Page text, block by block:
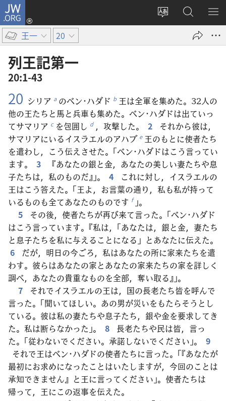
JW.ORG
サ
ト
を
変
え
る
ロ
グ
ン
タ
ブ
で
開
く）
JW.ORG
の
検
メ
を
王一 20
列王記​第​一
20:1-43
20 シリア a のベン･ハダド b 王は全軍を集めた。32人の
他の王たちと馬と兵車も集めた。ベン･ハダドは出ていっ
てサマリア c を包囲し d ，攻撃した。 2
それから彼は，
サマリアにいるイスラエルのアハブ e 王のもとに使者たち
を遣わし，こう伝えさせた。「ベン･ハダドはこう言ってい
ます。
3
『あなたの銀と金，あなたの美しい妻たちや息
子たちは，私のものだ』」。
4
これに対し，イスラエルの
王はこう答えた。「王よ，お言葉の通り，私も私が持って
いるものも全てあなたのものです f 」。
5
その後，使者たちが再び来て言った。「ベン･ハダド
はこう言っています。『私は，「あなたは，銀と金，妻たち
と息子たちを私に与えることになる」とあなたに伝えた。
6
だが，明日の今ごろ，私はあなたの所に家来たちを遣
わす。彼らはあなたの家とあなたの家来たちの家を詳しく
調べ，あなたの貴重なものを全部，奪い取る』」。
7
それでイスラエルの王は，国の長老たち皆を呼んで
言った。「聞いてほしい。あの男が災いをもたらそうとし
ている。彼は私の妻たちや息子たち，銀や金を要求してき
た。私は断らなかった」。
8
長老たちや民は皆，言っ
た。「従わないでください。承諾しないでください」。
9
それで王はベン･ハダドの使者たちに言った。「『あなたが
最初にお求めになったことはいたしますが，今回のことは
承知できません』と王に言ってください」。使者たちは
帰って，王にこの返事を伝えた。